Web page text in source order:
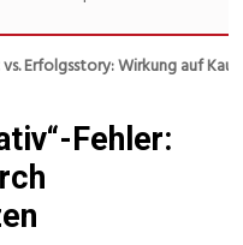
Erfolgsstory: Wirkung auf
Fehler: